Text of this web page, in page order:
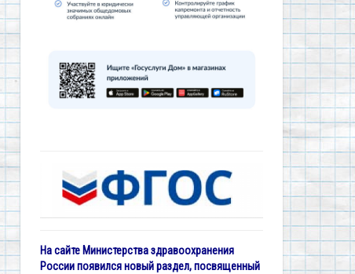
На сайте Министерства здравоохранения
России появился новый раздел, посвященный